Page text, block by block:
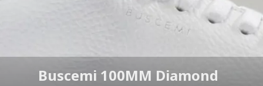
Buscemi 100MM Diamond